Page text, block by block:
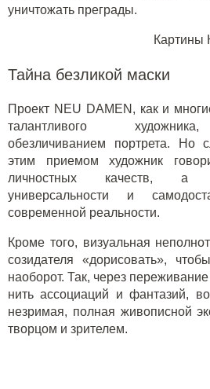
уничтожать преграды.
Картины
Тайна безликой маски
Проект NEU DAMEN, как и
талантливого художника,
обезличиванием портрета. Но
этим приемом художник
личностных качеств, а
универсальности и
современной реальности.
Кроме того, визуальная
созидателя «дорисовать»,
наоборот. Так, через
нить ассоциаций и фантазий,
незримая, полная живописной
творцом и зрителем.